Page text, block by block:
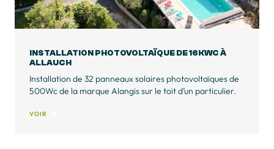
INSTALLATION PHOTOVOLTAÏQUE DE 9KWC À
BAGNOLS-EN-FORÊT
Installation de 18 panneaux solaires photovoltaïques de
500W de la marque Alangis sur le toit d’une maison de